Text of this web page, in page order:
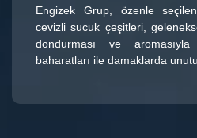
Engizek Grup, özenle
cevizli sucuk çeşitleri,
dondurması ve
baharatları ile damaklarda